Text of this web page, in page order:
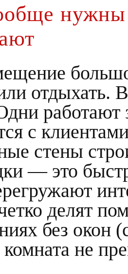
отдыхать.
работают
с
стены
— это
делят
без окон
не